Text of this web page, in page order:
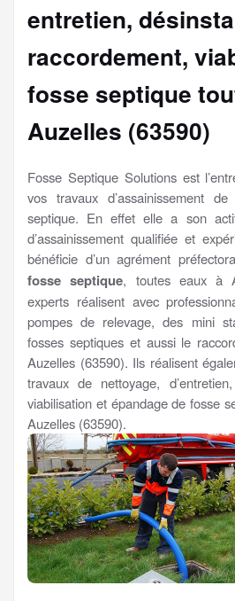
entretien,
raccordement,
fosse septique
Auzelles (63590)
Fosse Septique Solutions est
vos travaux d’assainissement
septique. En effet elle a son
d’assainissement qualifiée et
bénéficie d’un agrément
fosse septique, toutes eaux à
experts réalisent avec
pompes de relevage, des mini
fosses septiques et aussi le
Auzelles (63590). Ils réalisent
travaux de nettoyage,
viabilisation et épandage de fosse
Auzelles (63590).